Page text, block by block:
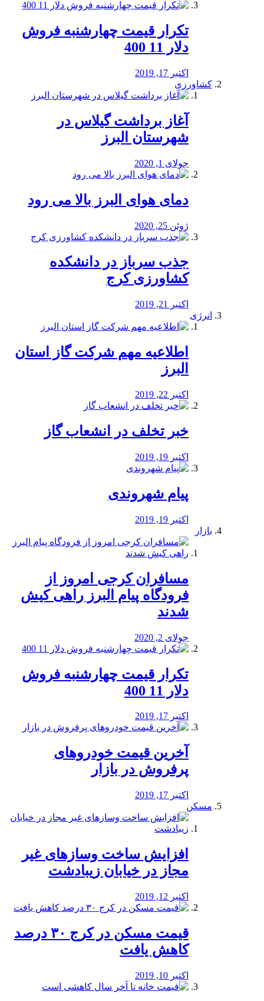
تکرار قیمت چهارشنبه فروش
دلار 11 400
اکتبر 17, 2019
کشاورزی
آغاز برداشت گیلاس در
شهرستان البرز
جولای 1, 2020
دمای هوای البرز بالا می رود
ژوئن 25, 2020
جذب سرباز در دانشکده
کشاورزی کرج
اکتبر 21, 2019
انرژی
️اطلاعیه مهم شرکت گاز استان
البرز
اکتبر 22, 2019
خبر تخلف در انشعاب گاز
اکتبر 19, 2019
پیام شهروندی
اکتبر 19, 2019
بازار
مسافران کرجی امروز از
فرودگاه پیام البرز راهی کیش
شدند
جولای 2, 2020
تکرار قیمت چهارشنبه فروش
دلار 11 400
اکتبر 17, 2019
آخرین قیمت خودرو‌های
پرفروش در بازار
اکتبر 17, 2019
مسکن
افزایش ساخت وسازهای غیر
مجاز در خیابان زیبادشت
اکتبر 12, 2019
️قیمت مسکن در کرج ۳۰ درصد
کاهش یافت
اکتبر 10, 2019